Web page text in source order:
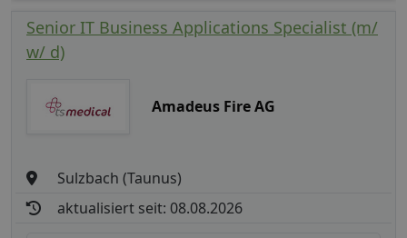
Senior IT Business Applications Specialist (m/
w/ d)
Amadeus Fire AG
Sulzbach (Taunus)
aktualisiert seit: 08.08.2026